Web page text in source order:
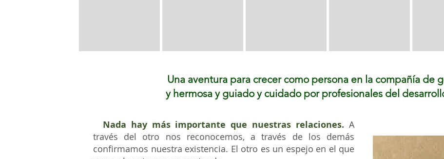
Una aventura para crecer como persona en la compañía de
y hermosay guiadoy cuidado por profesionales del
Nada hay más importante que nuestras relaciones. A
través del otro nos reconocemos, a través de los demás
confirmamos nuestra existencia. El otro es un espejo en el que